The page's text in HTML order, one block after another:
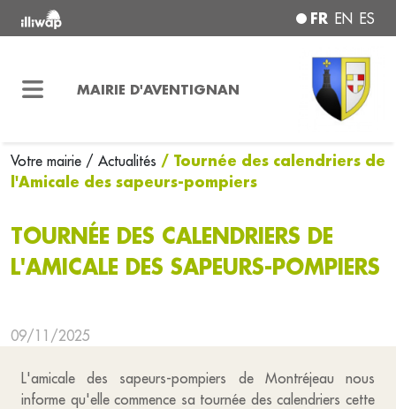
FR EN ES
MAIRIE D'AVENTIGNAN
Votre mairie / Actualités / Tournée des calendriers de
l'Amicale des sapeurs-pompiers
TOURNÉE DES CALENDRIERS DE
L'AMICALE DES SAPEURS-POMPIERS
09/11/2025
L'amicale des sapeurs-pompiers de Montréjeau nous
informe qu'elle commence sa tournée des calendriers cette